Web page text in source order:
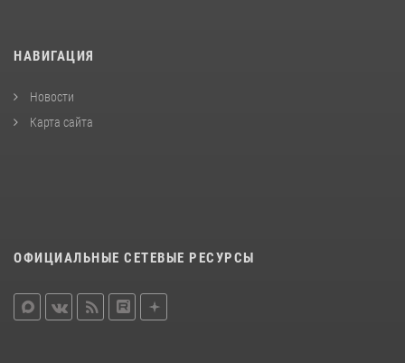
НАВИГАЦИЯ
Новости
Карта сайта
ОФИЦИАЛЬНЫЕ СЕТЕВЫЕ РЕСУРСЫ